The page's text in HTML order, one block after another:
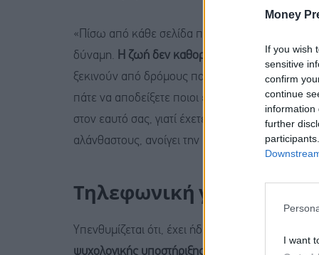
Money
If you wish
sensitive
confirm
continue
information
further
I want
«Πίσω από κάθε σελίδα που διαβάστηκε, πίσω
δύναμη. Η ζωή δεν καθορίζεται από μία ημέρα
ξεκινούν από δρόμους που δεν είχαμε καν
πάτε να αποδείξετε ποιοι είστε. Πηγαίνετε να
στον εαυτό σας, γιατί έχετε περισσότερες
αλάνθαστους, ανοίγει την πόρτα σε εκείνους
Τηλεφωνική γραμμή
Υπενθυμίζεται ότι, έχει ήδη τεθεί
ψυχολογικής υποστήριξης
των υποψηφίων των